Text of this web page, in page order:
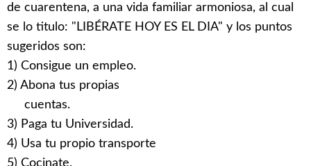
de cuarentena, a una vida familiar armoniosa, al cual
se lo titulo: "LIBÉRATE HOY ES EL DIA" y los puntos
sugeridos son:
1) Consigue un empleo.
2) Abona tus propias
cuentas.
3) Paga tu Universidad.
4) Usa tu propio transporte
5) Cocinate.